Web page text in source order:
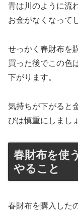
青は川のように流
お金がなくなって
せっかく春財布を
買った後でこの色
下がります。
気持ちが下がると
びは慎重にしまし
春財布を使
やること
春財布を購入した